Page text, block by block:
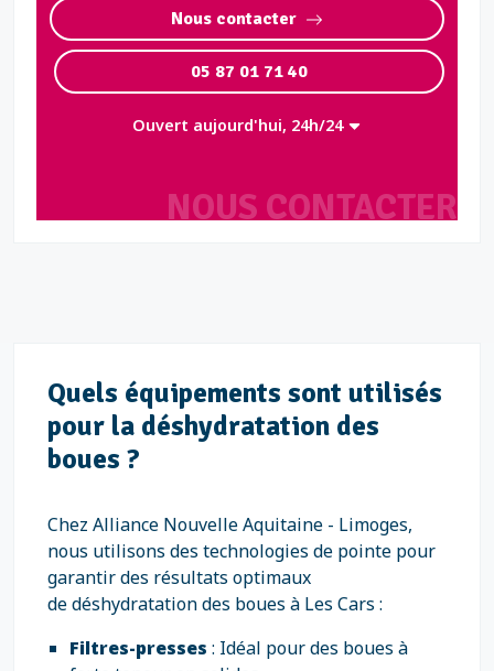
NOUS CONTACTER
Nous contacter
05 87 01 71 40
Ouvert aujourd'hui, 24h/24
Quels équipements sont utilisés
pour la déshydratation des
boues ?
Chez Alliance Nouvelle Aquitaine - Limoges,
nous utilisons des technologies de pointe pour
garantir des résultats optimaux
de déshydratation des boues à Les Cars :
Filtres-presses : Idéal pour des boues à